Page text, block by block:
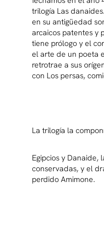
trilogía Las
en su antigüedad
arcaicos patentes y
tiene prólogo y el
el arte de un poeta
retrotrae a sus
con Los persas,
La trilogía la
Egipcios y Danaide,
conservadas, y el
perdido Amimone.